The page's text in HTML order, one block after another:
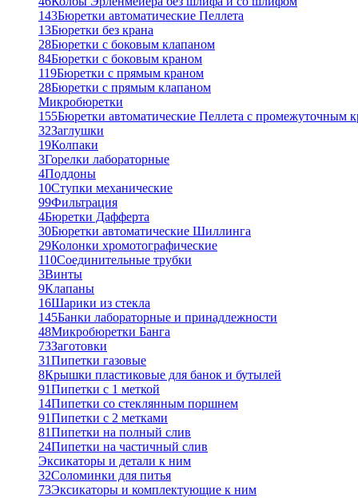
143Бюретки автоматические Пеллета
13Бюретки без крана
28Бюретки с боковым клапаном
84Бюретки с боковым краном
119Бюретки с прямым краном
28Бюретки с прямым клапаном
Микробюретки
155Бюретки автоматические Пеллета с промежуточным
32Заглушки
19Колпаки
3Горелки лабораторные
4Поддоны
10Ступки механические
99Фильтрация
4Бюретки Дафферта
30Бюретки автоматические Шиллинга
29Колонки хромотографические
110Соединительные трубки
3Винты
9Клапаны
16Шарики из стекла
145Банки лабораторные и принадлежности
48Микробюретки Банга
73Заготовки
31Пипетки газовые
8Крышки пластиковые для банок и бутылей
91Пипетки с 1 меткой
14Пипетки со стеклянным поршнем
91Пипетки с 2 метками
81Пипетки на полный слив
24Пипетки на частичный слив
Эксикаторы и детали к ним
32Соломинки для питья
73Эксикаторы и комплектующие к ним